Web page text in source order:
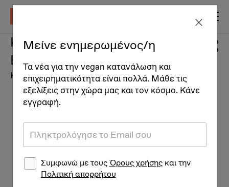
Kiss Me Argan Shampoo
Bar
Καλλυντικά
Μείνε ενημερωμένος/η
Τα νέα για την vegan κατανάλωση και
επιχειρηματικότητα είναι πολλά. Μάθε τις
εξελίξεις στην χώρα μας και τον κόσμο. Κάνε
εγγραφή.
Συμφωνώ με τουςΌρους χρήσηςκαι την
Πολιτική απορρήτου